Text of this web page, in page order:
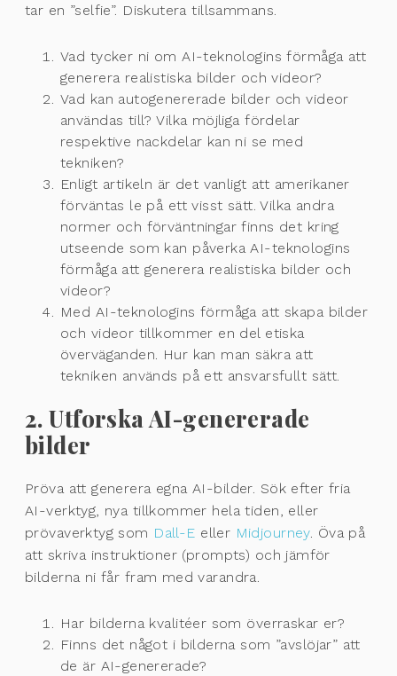
tar en ”selfie”. Diskutera tillsammans.
Vad tycker ni om AI-teknologins förmåga att
generera realistiska bilder och videor?
Vad kan autogenererade bilder och videor
användas till? Vilka möjliga fördelar
respektive nackdelar kan ni se med
tekniken?
Enligt artikeln är det vanligt att amerikaner
förväntas le på ett visst sätt. Vilka andra
normer och förväntningar finns det kring
utseende som kan påverka AI-teknologins
förmåga att generera realistiska bilder och
videor?
Med AI-teknologins förmåga att skapa bilder
och videor tillkommer en del etiska
överväganden. Hur kan man säkra att
tekniken används på ett ansvarsfullt sätt.
2. Utforska AI-genererade
bilder
Pröva att generera egna AI-bilder. Sök efter fria
AI-verktyg, nya tillkommer hela tiden, eller
prövaverktyg som Dall-E eller Midjourney. Öva på
att skriva instruktioner (prompts) och jämför
bilderna ni får fram med varandra.
Har bilderna kvalitéer som överraskar er?
Finns det något i bilderna som ”avslöjar” att
de är AI-genererade?